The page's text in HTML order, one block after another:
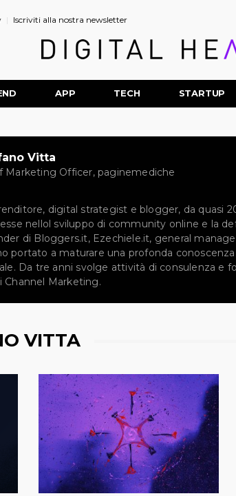
Iscriviti alla nostra newsletter
APP TECH STARTUP
Vitta
Marketing Officer, paginemediche
digital strategist e blogger, da quasi
nellol sviluppo di community online e la
di Bloggers.it, Ezechiele.it, general
portato a maturare una profonda
Da tre anni svolge attività di consulenza e
Channel Marketing.
VITTA